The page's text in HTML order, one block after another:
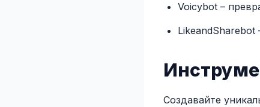
Voicybot –
LikeandSharebot
Создавайте